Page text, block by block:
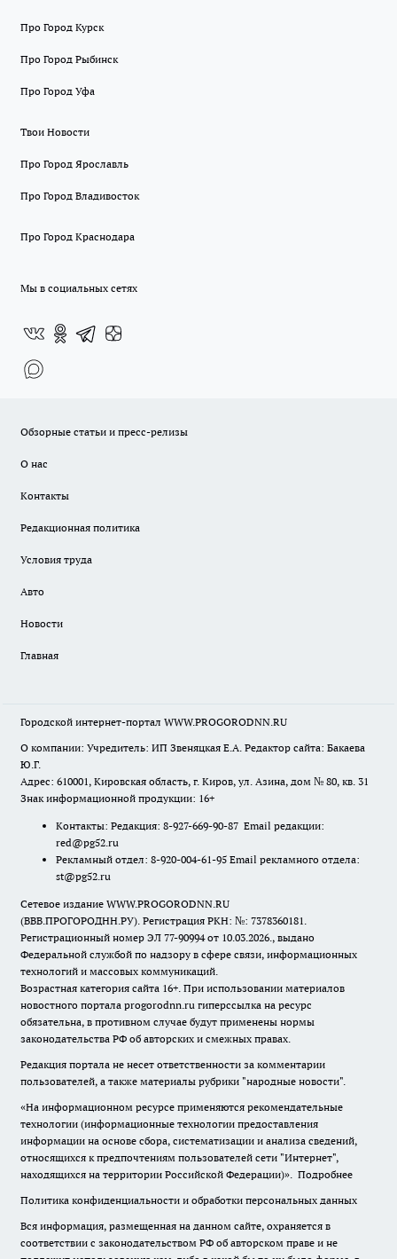
Про Город Курск
Про Город Рыбинск
Про Город Уфа
Твои Новости
Про Город Ярославль
Про Город Владивосток
Про Город Краснодара
Мы в социальных сетях
Обзорные статьи и пресс-релизы
О нас
Контакты
Редакционная политика
Условия труда
Авто
Новости
Главная
Городской интернет-портал WWW.PROGORODNN.RU
О компании: Учредитель: ИП Звеняцкая Е.А. Редактор сайта: Бакаева
Ю.Г.
Адрес: 610001, Кировская область, г. Киров, ул. Азина, дом № 80, кв. 31
Знак информационной продукции: 16+
Контакты: Редакция: 8-927-669-90-87 Email редакции:
red@pg52.ru
Рекламный отдел: 8-920-004-61-95 Email рекламного отдела:
st@pg52.ru
Сетевое издание WWW.PROGORODNN.RU
(ВВВ.ПРОГОРОДНН.РУ). Регистрация РКН: №: 7378360181.
Регистрационный номер ЭЛ 77-90994 от 10.03.2026., выдано
Федеральной службой по надзору в сфере связи, информационных
технологий и массовых коммуникаций.
Возрастная категория сайта 16+. При использовании материалов
новостного портала progorodnn.ru гиперссылка на ресурс
обязательна, в противном случае будут применены нормы
законодательства РФ об авторских и смежных правах.
Редакция портала не несет ответственности за комментарии
пользователей, а также материалы рубрики "народные новости".
«На информационном ресурсе применяются рекомендательные
технологии (информационные технологии предоставления
информации на основе сбора, систематизации и анализа сведений,
относящихся к предпочтениям пользователей сети "Интернет",
находящихся на территории Российской Федерации)». Подробнее
Политика конфиденциальности и обработки персональных данных
Вся информация, размещенная на данном сайте, охраняется в
соответствии с законодательством РФ об авторском праве и не